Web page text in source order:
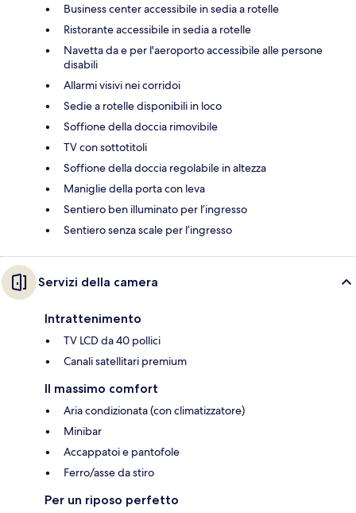
Business center accessibile in sedia a rotelle
Ristorante accessibile in sedia a rotelle
Navetta da e per l'aeroporto accessibile alle persone
disabili
Allarmi visivi nei corridoi
Sedie a rotelle disponibili in loco
Soffione della doccia rimovibile
TV con sottotitoli
Soffione della doccia regolabile in altezza
Maniglie della porta con leva
Sentiero ben illuminato per l’ingresso
Sentiero senza scale per l’ingresso
Servizi della camera
Intrattenimento
TV LCD da 40 pollici
Canali satellitari premium
Il massimo comfort
Aria condizionata (con climatizzatore)
Minibar
Accappatoi e pantofole
Ferro/asse da stiro
Per un riposo perfetto